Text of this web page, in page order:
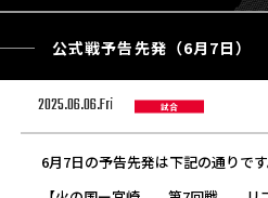
公式戦予告先発（6月7日）
2025.06.06.Fri 試合
6月7日の予告先発は下記の通りです